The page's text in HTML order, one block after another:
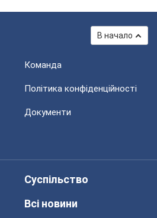
В начало
Команда
Політика конфіденційності
Документи
Суспільство
Всі новини